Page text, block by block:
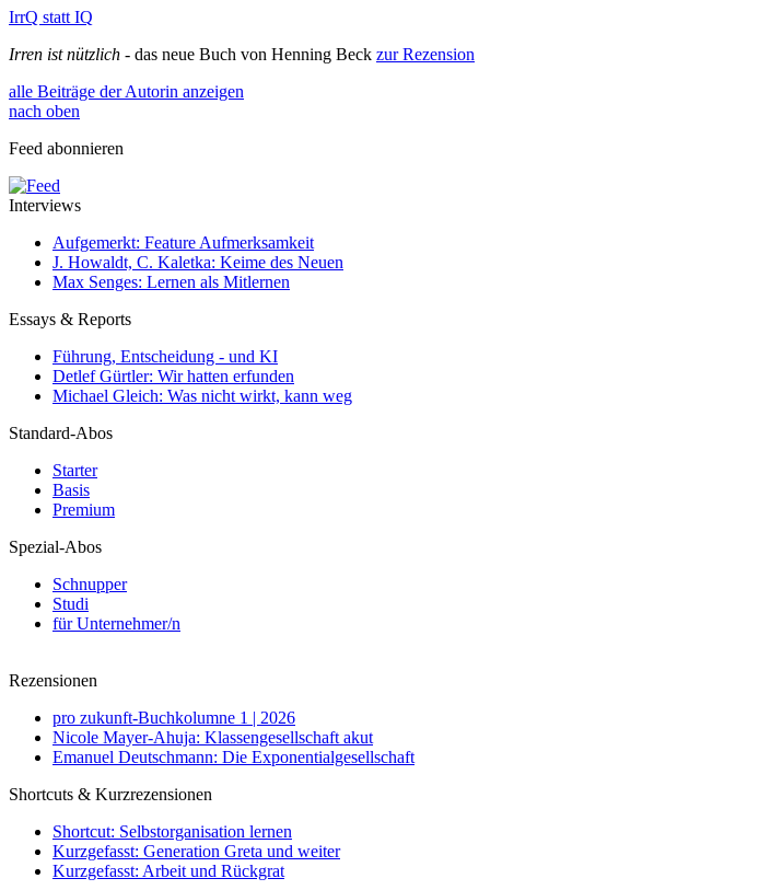
IrrQ statt IQ
Irren ist nützlich - das neue Buch von Henning Beck zur Rezension
alle Beiträge der Autorin anzeigen
nach oben
Feed abonnieren
Interviews
Aufgemerkt: Feature Aufmerksamkeit
J. Howaldt, C. Kaletka: Keime des Neuen
Max Senges: Lernen als Mitlernen
Essays & Reports
Führung, Entscheidung - und KI
Detlef Gürtler: Wir hatten erfunden
Michael Gleich: Was nicht wirkt, kann weg
Standard-Abos
Starter
Basis
Premium
Spezial-Abos
Schnupper
Studi
für Unternehmer/n
Rezensionen
pro zukunft-Buchkolumne 1 | 2026
Nicole Mayer-Ahuja: Klassengesellschaft akut
Emanuel Deutschmann: Die Exponentialgesellschaft
Shortcuts & Kurzrezensionen
Shortcut: Selbstorganisation lernen
Kurzgefasst: Generation Greta und weiter
Kurzgefasst: Arbeit und Rückgrat